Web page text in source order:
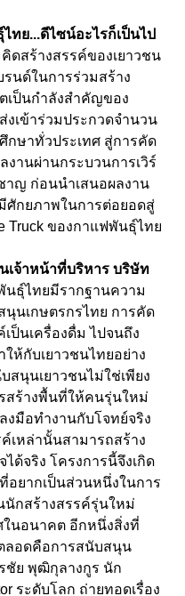
ทย...ดีไซน์อะไรก็เป็นไป
ดสร้างสรรค์ของเยาวชน
นด์ในการร่วมสร้าง
เป็นกำลังสำคัญของ
งเข้าร่วมประกวดจำนวน
กษาทั่วประเทศ สู่การคัด
านผ่านกระบวนการเวิร์
าญ ก่อนนำเสนอผลงาน
กยภาพในการต่อยอดสู่
Truck ของกาแฟพันธุ์ไทย
จ้าหน้าที่บริหาร บริษัท
นธุ์ไทยมีรากฐานความ
นุนเกษตรกรไทย การคัด
ป็นเครื่องดื่ม ไปจนถึง
ห้กับเยาวชนไทยอย่าง
สนุนเยาวชนไม่ใช่เพียง
สร้างพื้นที่ให้คนรุ่นใหม่
งมือทำงานกับโจทย์จริง
เหล่านั้นสามารถสร้าง
จริง โครงการนี้จึงเกิด
ยากเป็นส่วนหนึ่งในการ
นักสร้างสรรค์รุ่นใหม่
ในอนาคต อีกหนึ่งสิ่งที่
ลอดคือการสนับสนุน
ชัย พุฒิกุลางกูร นัก
ระดับโลก ถ่ายทอดเรื่อง